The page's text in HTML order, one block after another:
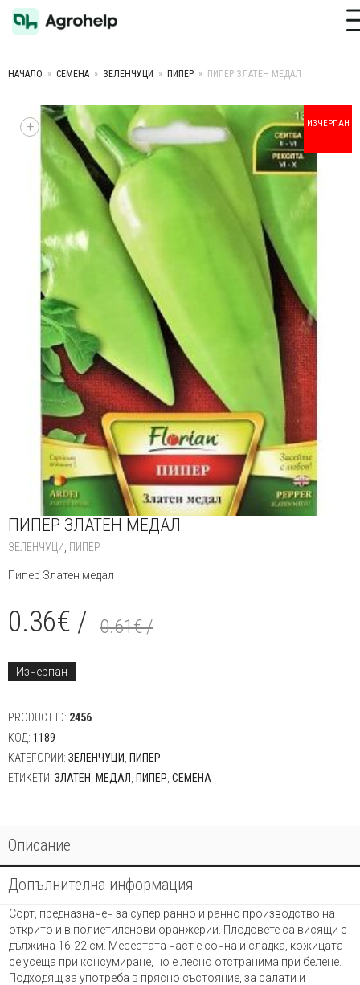
Toggle
НАЧАЛО » СЕМЕНА » ЗЕЛЕНЧУЦИ » ПИПЕР » ПИПЕР ЗЛАТЕН МЕДАЛ
ИЗЧЕРПАН
+
ПИПЕР ЗЛАТЕН МЕДАЛ
ЗЕЛЕНЧУЦИ ПИПЕР
Пипер Златен медал
0.61€/
0.36€ /
Изчерпан
PRODUCT ID: 2456
КОД: 1189
КАТЕГОРИИ: ЗЕЛЕНЧУЦИ
ПИПЕР
ЕТИКЕТИ: ЗЛАТЕН МЕДАЛ ПИПЕР СЕМЕНА
Описание
Допълнителна информация
Сорт, предназначен за супер ранно и ранно производство на
открито и в полиетиленови оранжерии. Плодовете са висящи с
дължина 16-22 см. Месестата част е сочна и сладка, кожицата
се усеща при консумиране, но е лесно отстранима при белене.
Подходящ за употреба в прясно състояние, за салати и